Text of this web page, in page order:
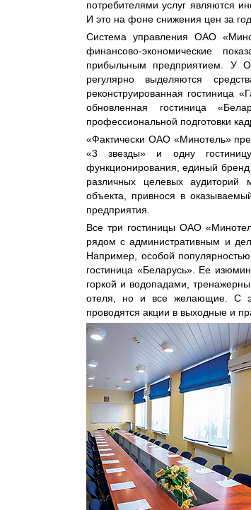
потребителями услуг являются
И это на фоне снижения цен за
Система управления ОАО
финансово-экономические
прибыльным предприятием. У
регулярно выделяются
реконструированная гостиница
обновленная гостиница
профессиональной подготовки
«Фактически ОАО «Минотель»
«3 звезды» и одну
функционирования, единый бренд
различных целевых аудиторий
объекта, привнося в
предприятия.
Все три гостиницы ОАО
рядом с административным и
Например, особой
гостиница «Беларусь». Ее
горкой и водопадами,
отеля, но и все желающие. С
проводятся акции в выходные и